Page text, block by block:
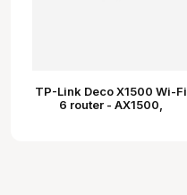
TP-Link Deco X1500 Wi-Fi
6 router - AX1500,